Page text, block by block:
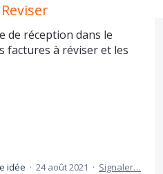
de réception dans le
factures à réviser et les
idée · 24 août 2021 · Signaler…